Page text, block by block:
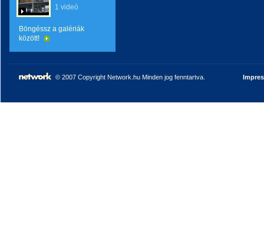
1 videó
Böngéssz a galériák
között!
© 2007 Copyright Network.hu Minden jog fenntartva.